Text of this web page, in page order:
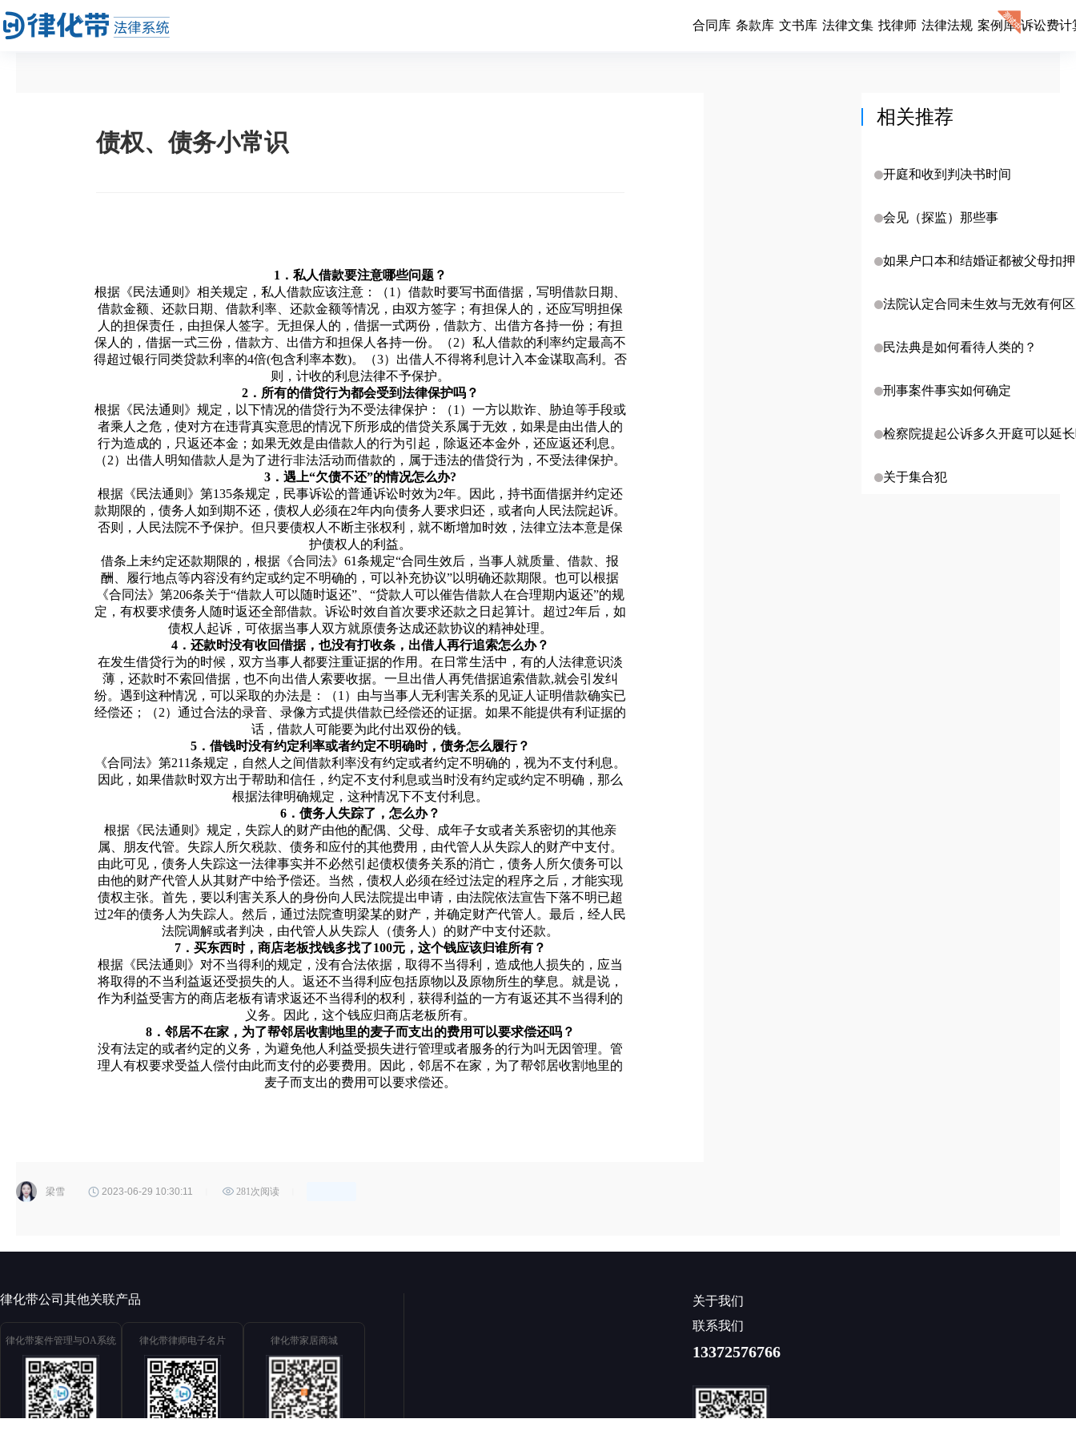
合同库 条款库 文书库 法律文集 找律师 法律法规 案例库 诉讼费计
债权、债务小常识
1．私人借款要注意哪些问题？
根据《民法通则》相关规定，私人借款应该注意：（1）借款时要写书面借据，写明借款日期、
借款金额、还款日期、借款利率、还款金额等情况，由双方签字；有担保人的，还应写明担保
人的担保责任，由担保人签字。无担保人的，借据一式两份，借款方、出借方各持一份；有担
保人的，借据一式三份，借款方、出借方和担保人各持一份。（2）私人借款的利率约定最高不
得超过银行同类贷款利率的4倍(包含利率本数)。（3）出借人不得将利息计入本金谋取高利。否
则，计收的利息法律不予保护。
2．所有的借贷行为都会受到法律保护吗？
根据《民法通则》规定，以下情况的借贷行为不受法律保护：（1）一方以欺诈、胁迫等手段或
者乘人之危，使对方在违背真实意思的情况下所形成的借贷关系属于无效，如果是由出借人的
行为造成的，只返还本金；如果无效是由借款人的行为引起，除返还本金外，还应返还利息。
（2）出借人明知借款人是为了进行非法活动而借款的，属于违法的借贷行为，不受法律保护。
3．遇上“欠债不还”的情况怎么办?
根据《民法通则》第135条规定，民事诉讼的普通诉讼时效为2年。因此，持书面借据并约定还
款期限的，债务人如到期不还，债权人必须在2年内向债务人要求归还，或者向人民法院起诉。
否则，人民法院不予保护。但只要债权人不断主张权利，就不断增加时效，法律立法本意是保
护债权人的利益。
借条上未约定还款期限的，根据《合同法》61条规定“合同生效后，当事人就质量、借款、报
酬、履行地点等内容没有约定或约定不明确的，可以补充协议”以明确还款期限。也可以根据
《合同法》第206条关于“借款人可以随时返还”、“贷款人可以催告借款人在合理期内返还”的规
定，有权要求债务人随时返还全部借款。诉讼时效自首次要求还款之日起算计。超过2年后，如
债权人起诉，可依据当事人双方就原债务达成还款协议的精神处理。
4．还款时没有收回借据，也没有打收条，出借人再行追索怎么办？
在发生借贷行为的时候，双方当事人都要注重证据的作用。在日常生活中，有的人法律意识淡
薄，还款时不索回借据，也不向出借人索要收据。一旦出借人再凭借据追索借款,就会引发纠
纷。遇到这种情况，可以采取的办法是：（1）由与当事人无利害关系的见证人证明借款确实已
经偿还；（2）通过合法的录音、录像方式提供借款已经偿还的证据。如果不能提供有利证据的
话，借款人可能要为此付出双份的钱。
5．借钱时没有约定利率或者约定不明确时，债务怎么履行？
《合同法》第211条规定，自然人之间借款利率没有约定或者约定不明确的，视为不支付利息。
因此，如果借款时双方出于帮助和信任，约定不支付利息或当时没有约定或约定不明确，那么
根据法律明确规定，这种情况下不支付利息。
6．债务人失踪了，怎么办？
根据《民法通则》规定，失踪人的财产由他的配偶、父母、成年子女或者关系密切的其他亲
属、朋友代管。失踪人所欠税款、债务和应付的其他费用，由代管人从失踪人的财产中支付。
由此可见，债务人失踪这一法律事实并不必然引起债权债务关系的消亡，债务人所欠债务可以
由他的财产代管人从其财产中给予偿还。当然，债权人必须在经过法定的程序之后，才能实现
债权主张。首先，要以利害关系人的身份向人民法院提出申请，由法院依法宣告下落不明已超
过2年的债务人为失踪人。然后，通过法院查明梁某的财产，并确定财产代管人。最后，经人民
法院调解或者判决，由代管人从失踪人（债务人）的财产中支付还款。
7．买东西时，商店老板找钱多找了100元，这个钱应该归谁所有？
根据《民法通则》对不当得利的规定，没有合法依据，取得不当得利，造成他人损失的，应当
将取得的不当利益返还受损失的人。返还不当得利应包括原物以及原物所生的孳息。就是说，
作为利益受害方的商店老板有请求返还不当得利的权利，获得利益的一方有返还其不当得利的
义务。因此，这个钱应归商店老板所有。
8．邻居不在家，为了帮邻居收割地里的麦子而支出的费用可以要求偿还吗？
没有法定的或者约定的义务，为避免他人利益受损失进行管理或者服务的行为叫无因管理。管
理人有权要求受益人偿付由此而支付的必要费用。因此，邻居不在家，为了帮邻居收割地里的
麦子而支出的费用可以要求偿还。
梁雪 2023-06-29 10:30:11 281次阅读
相关推荐
开庭和收到判决书时间
会见（探监）那些事
如果户口本和结婚证都被父母扣
法院认定合同未生效与无效有何
民法典是如何看待人类的？
刑事案件事实如何确定
检察院提起公诉多久开庭可以延
关于集合犯
律化带公司其他关联产品
律化带案件管理与OA系统 律化带律师电子名片 律化带家居商城
关于我们
联系我们
13372576766